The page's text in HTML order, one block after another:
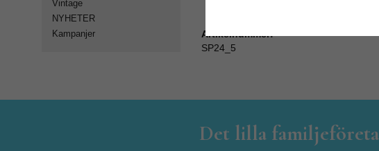
Vintage
NYHETER
Kampanjer
Artikelnummer:
SP24_5
Det lilla